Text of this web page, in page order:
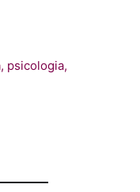
, psicologia,